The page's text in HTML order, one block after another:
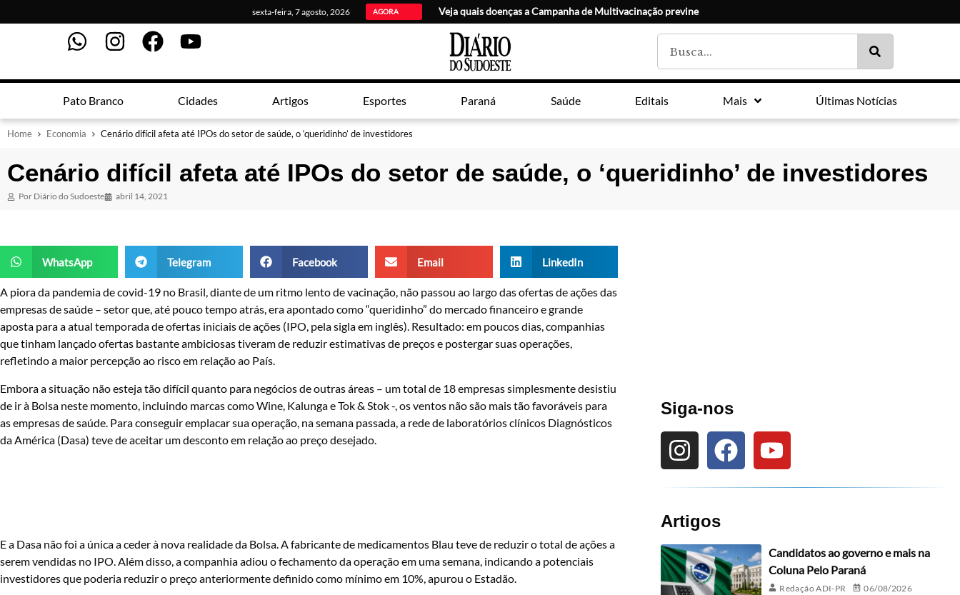
sexta-feira, 7 agosto, 2026 AGORA Veja quais doenças a Campanha de Multivacinação previne
Pato Branco Cidades Artigos Esportes Paraná Saúde Editais Mais Últimas Notícias
Home Economia Cenário difícil afeta até IPOs do setor de saúde, o ‘queridinho’ de investidores
Cenário difícil afeta até IPOs do setor de saúde, o ‘queridinho’ de investidores
Por Diário do Sudoeste abril 14, 2021
WhatsApp Telegram Facebook Email LinkedIn
A piora da pandemia de covid-19 no Brasil, diante de um ritmo lento de vacinação, não passou ao largo das ofertas de ações das
empresas de saúde – setor que, até pouco tempo atrás, era apontado como “queridinho” do mercado financeiro e grande
aposta para a atual temporada de ofertas iniciais de ações (IPO, pela sigla em inglês). Resultado: em poucos dias, companhias
que tinham lançado ofertas bastante ambiciosas tiveram de reduzir estimativas de preços e postergar suas operações,
refletindo a maior percepção ao risco em relação ao País.
Embora a situação não esteja tão difícil quanto para negócios de outras áreas – um total de 18 empresas simplesmente desistiu
de ir à Bolsa neste momento, incluindo marcas como Wine, Kalunga e Tok & Stok -, os ventos não são mais tão favoráveis para
as empresas de saúde. Para conseguir emplacar sua operação, na semana passada, a rede de laboratórios clínicos Diagnósticos
da América (Dasa) teve de aceitar um desconto em relação ao preço desejado.
E a Dasa não foi a única a ceder à nova realidade da Bolsa. A fabricante de medicamentos Blau teve de reduzir o total de ações a
serem vendidas no IPO. Além disso, a companhia adiou o fechamento da operação em uma semana, indicando a potenciais
investidores que poderia reduzir o preço anteriormente definido como mínimo em 10%, apurou o Estadão.
Siga-nos
Artigos
Candidatos ao governo e mais na
Coluna Pelo Paraná
Redação ADI-PR 06/08/2026